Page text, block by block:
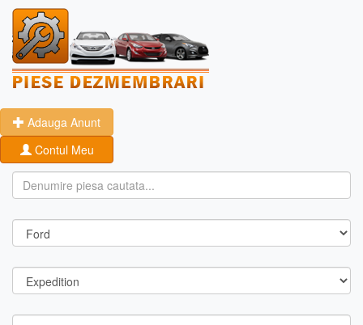
Adauga Anunt
Contul Meu